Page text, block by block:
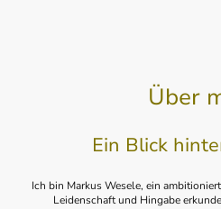
Über
Ein Blick
Ich bin Markus Wesele, ein
Leidenschaft und Hingabe